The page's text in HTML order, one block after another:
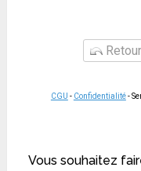
CGU - Confidentialité-
Vous souhaitez